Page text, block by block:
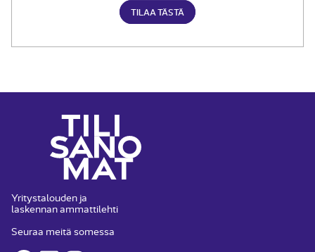
TILAA TÄSTÄ
Yritystalouden ja
laskennan ammattilehti
Seuraa meitä somessa